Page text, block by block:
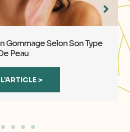
Gommage Selon Son Type
Peau
>